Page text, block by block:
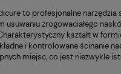
to profesjonalne narzędzia
usuwaniu zrogowaciałego
kształt w
i kontrolowane ścinanie
miejsc, co jest niezwykle